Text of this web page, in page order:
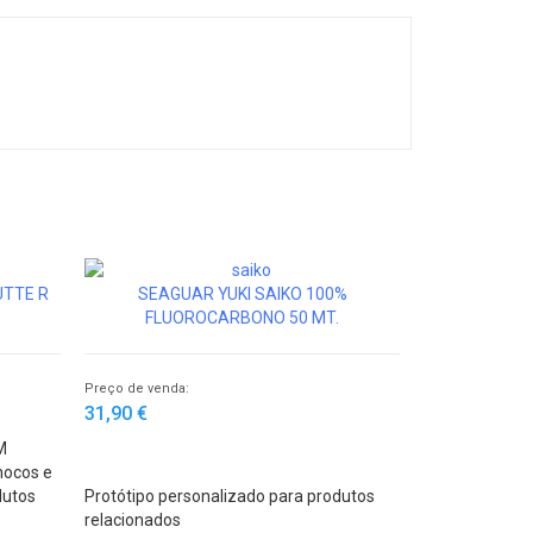
R
e
SEAGUAR YUKI SAIKO 100%
FLUOROCARBONO 50 MT.
Preço de venda:
31,90 €
Protótipo personalizado para produtos
relacionados